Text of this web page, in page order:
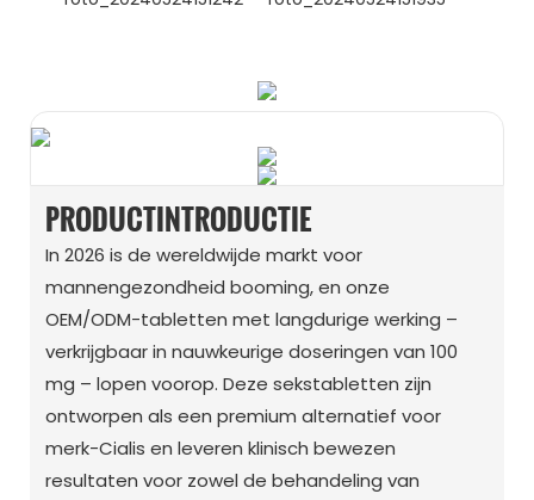
PRODUCTINTRODUCTIE
In 2026 is de wereldwijde markt voor
mannengezondheid booming, en onze
OEM/ODM-tabletten met langdurige werking –
verkrijgbaar in nauwkeurige doseringen van 100
mg – lopen voorop. Deze sekstabletten zijn
ontworpen als een premium alternatief voor
merk-Cialis en leveren klinisch bewezen
resultaten voor zowel de behandeling van